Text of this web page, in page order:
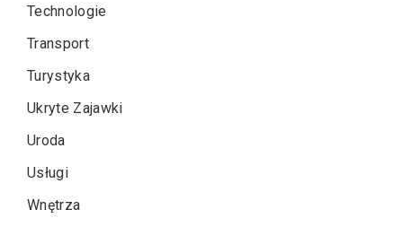
Technologie
Transport
Turystyka
Ukryte Zajawki
Uroda
Usługi
Wnętrza